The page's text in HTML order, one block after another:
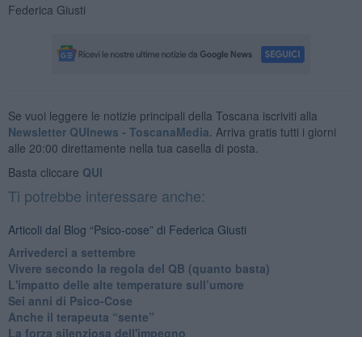
Federica Giusti
Se vuoi leggere le notizie principali della Toscana iscriviti alla
Newsletter QUInews - ToscanaMedia. Arriva gratis tutti i giorni
alle 20:00 direttamente nella tua casella di posta.
Basta cliccare QUI
Ti potrebbe interessare anche:
Articoli dal Blog “Psico-cose” di Federica Giusti
​Arrivederci a settembre
​Vivere secondo la regola del QB (quanto basta)
​L'impatto delle alte temperature sull’umore
Sei anni di Psico-Cose
​Anche il terapeuta “sente”
​La forza silenziosa dell'impegno